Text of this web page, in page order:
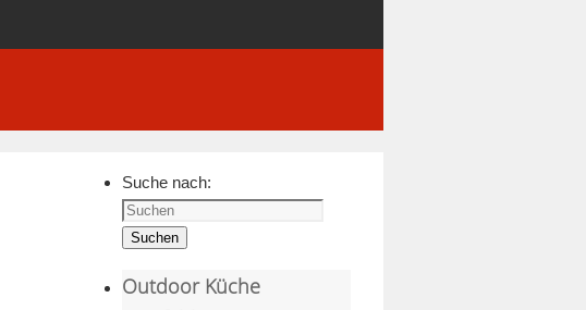
Suche nach:
Suchen
Outdoor Küche